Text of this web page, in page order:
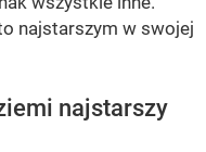
najstarszym w swojej
najstarszy